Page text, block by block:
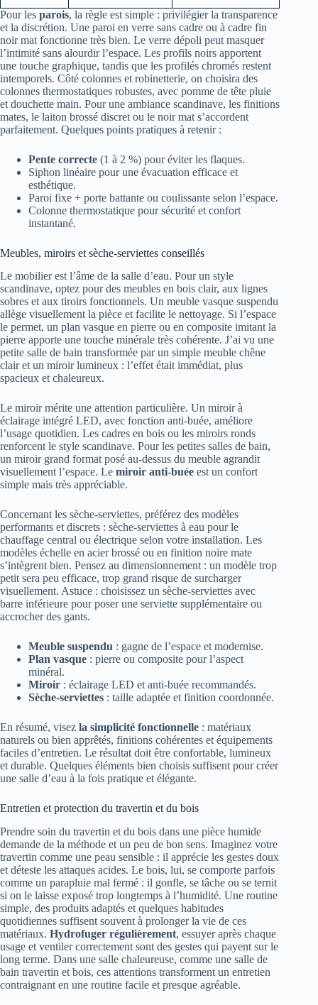
Pour les parois, la règle est simple : privilégier la transparence
et la discrétion. Une paroi en verre sans cadre ou à cadre fin
noir mat fonctionne très bien. Le verre dépoli peut masquer
l’intimité sans alourdir l’espace. Les profils noirs apportent
une touche graphique, tandis que les profilés chromés restent
intemporels. Côté colonnes et robinetterie, on choisira des
colonnes thermostatiques robustes, avec pomme de tête pluie
et douchette main. Pour une ambiance scandinave, les finitions
mates, le laiton brossé discret ou le noir mat s’accordent
parfaitement. Quelques points pratiques à retenir :
Pente correcte (1 à 2 %) pour éviter les flaques.
Siphon linéaire pour une évacuation efficace et
esthétique.
Paroi fixe + porte battante ou coulissante selon l’espace.
Colonne thermostatique pour sécurité et confort
instantané.
Meubles, miroirs et sèche-serviettes conseillés
Le mobilier est l’âme de la salle d’eau. Pour un style
scandinave, optez pour des meubles en bois clair, aux lignes
sobres et aux tiroirs fonctionnels. Un meuble vasque suspendu
allège visuellement la pièce et facilite le nettoyage. Si l’espace
le permet, un plan vasque en pierre ou en composite imitant la
pierre apporte une touche minérale très cohérente. J’ai vu une
petite salle de bain transformée par un simple meuble chêne
clair et un miroir lumineux : l’effet était immédiat, plus
spacieux et chaleureux.
Le miroir mérite une attention particulière. Un miroir à
éclairage intégré LED, avec fonction anti-buée, améliore
l’usage quotidien. Les cadres en bois ou les miroirs ronds
renforcent le style scandinave. Pour les petites salles de bain,
un miroir grand format posé au-dessus du meuble agrandit
visuellement l’espace. Le miroir anti-buée est un confort
simple mais très appréciable.
Concernant les sèche-serviettes, préférez des modèles
performants et discrets : sèche-serviettes à eau pour le
chauffage central ou électrique selon votre installation. Les
modèles échelle en acier brossé ou en finition noire mate
s’intègrent bien. Pensez au dimensionnement : un modèle trop
petit sera peu efficace, trop grand risque de surcharger
visuellement. Astuce : choisissez un sèche-serviettes avec
barre inférieure pour poser une serviette supplémentaire ou
accrocher des gants.
Meuble suspendu : gagne de l’espace et modernise.
Plan vasque : pierre ou composite pour l’aspect
minéral.
Miroir : éclairage LED et anti-buée recommandés.
Sèche-serviettes : taille adaptée et finition coordonnée.
En résumé, visez la simplicité fonctionnelle : matériaux
naturels ou bien apprêtés, finitions cohérentes et équipements
faciles d’entretien. Le résultat doit être confortable, lumineux
et durable. Quelques éléments bien choisis suffisent pour créer
une salle d’eau à la fois pratique et élégante.
Entretien et protection du travertin et du bois
Prendre soin du travertin et du bois dans une pièce humide
demande de la méthode et un peu de bon sens. Imaginez votre
travertin comme une peau sensible : il apprécie les gestes doux
et déteste les attaques acides. Le bois, lui, se comporte parfois
comme un parapluie mal fermé : il gonfle, se tâche ou se ternit
si on le laisse exposé trop longtemps à l’humidité. Une routine
simple, des produits adaptés et quelques habitudes
quotidiennes suffisent souvent à prolonger la vie de ces
matériaux. Hydrofuger régulièrement, essuyer après chaque
usage et ventiler correctement sont des gestes qui payent sur le
long terme. Dans une salle chaleureuse, comme une salle de
bain travertin et bois, ces attentions transforment un entretien
contraignant en une routine facile et presque agréable.